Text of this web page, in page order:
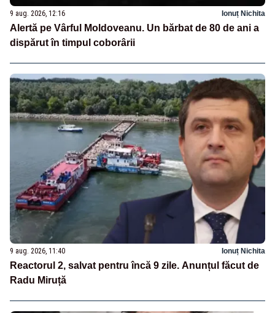
9 aug. 2026, 12:16 Ionuț Nichita
Alertă pe Vârful Moldoveanu. Un bărbat de 80 de ani a
dispărut în timpul coborârii
9 aug. 2026, 11:40 Ionuț Nichita
Reactorul 2, salvat pentru încă 9 zile. Anunțul făcut de
Radu Miruță